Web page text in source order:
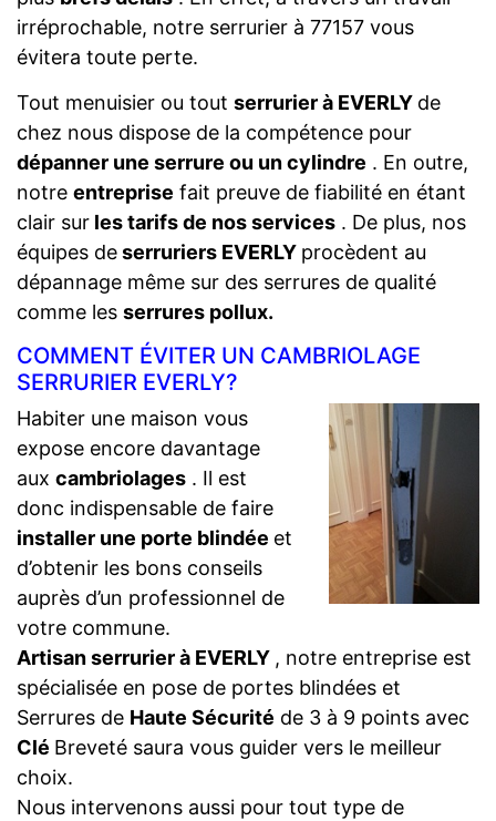
irréprochable, notre serrurier à 77157 vous
évitera toute perte.
Tout menuisier ou tout serrurier à EVERLY de
chez nous dispose de la compétence pour
dépanner une serrure ou un cylindre . En outre,
notre entreprise fait preuve de fiabilité en étant
clair sur les tarifs de nos services . De plus, nos
équipes deserruriers EVERLY procèdent au
dépannage même sur des serrures de qualité
comme les serrures pollux.
COMMENT ÉVITER UN CAMBRIOLAGE
SERRURIER EVERLY?
Habiter une maison vous
expose encore davantage
aux cambriolages . Il est
donc indispensable de faire
installer une porte blindée et
d’obtenir les bons conseils
auprès d’un professionnel de
votre commune.
Artisan serrurier à EVERLY , notre entreprise est
spécialisée en pose de portes blindées et
Serrures de Haute Sécurité de 3 à 9 points avec
Clé Breveté saura vous guider vers le meilleur
choix.
Nous intervenons aussi pour tout type de